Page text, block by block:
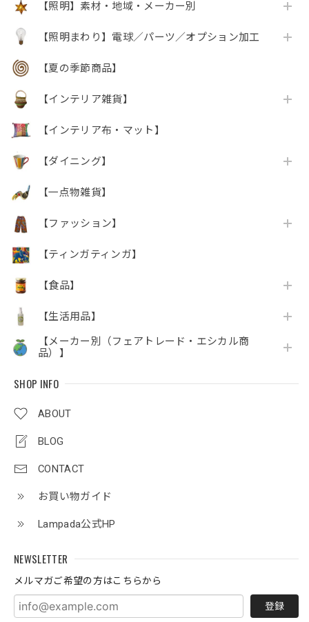
【照明】素材・地域・メーカー別
【照明まわり】電球／パーツ／オプション加工
【夏の季節商品】
【インテリア雑貨】
【インテリア布・マット】
【ダイニング】
【一点物雑貨】
【ファッション】
【ティンガティンガ】
【食品】
【生活用品】
【メーカー別（フェアトレード・エシカル商
品）】
SHOP INFO
ABOUT
BLOG
CONTACT
お買い物ガイド
Lampada公式HP
NEWSLETTER
メルマガご希望の方はこちらから
登録